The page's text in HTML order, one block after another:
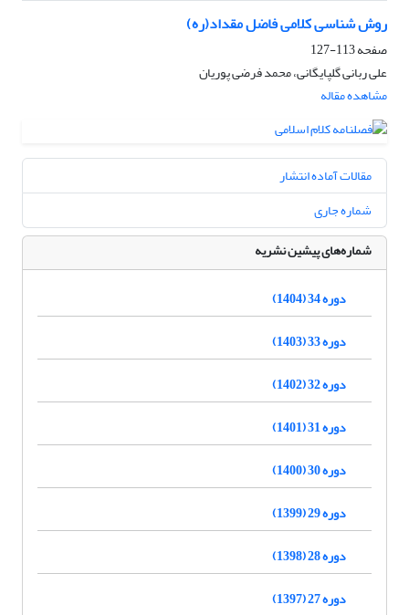
روش شناسی کلامی فاضل مقداد(ره)
صفحه113-127
علی ربانی گلپایگانی، محمد فرضی پوریان
مشاهده مقاله
مقالات آماده انتشار
شماره جاری
شماره‌های پیشین نشریه
دوره 34 (1404)
دوره 33 (1403)
دوره 32 (1402)
دوره 31 (1401)
دوره 30 (1400)
دوره 29 (1399)
دوره 28 (1398)
دوره 27 (1397)